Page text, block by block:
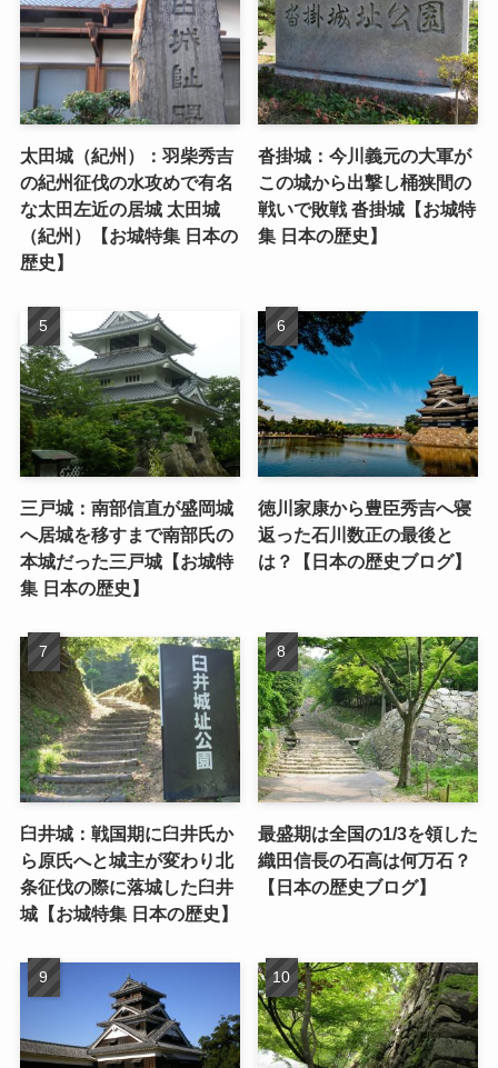
太田城（紀州）：羽柴秀吉
の紀州征伐の水攻めで有名
な太田左近の居城 太田城
（紀州）【お城特集 日本の
歴史】
沓掛城：今川義元の大軍が
この城から出撃し桶狭間の
戦いで敗戦 沓掛城【お城特
集 日本の歴史】
三戸城：南部信直が盛岡城
へ居城を移すまで南部氏の
本城だった三戸城【お城特
集 日本の歴史】
徳川家康から豊臣秀吉へ寝
返った石川数正の最後と
は？【日本の歴史ブログ】
臼井城：戦国期に臼井氏か
ら原氏へと城主が変わり北
条征伐の際に落城した臼井
城【お城特集 日本の歴史】
最盛期は全国の1/3を領した
織田信長の石高は何万石？
【日本の歴史ブログ】